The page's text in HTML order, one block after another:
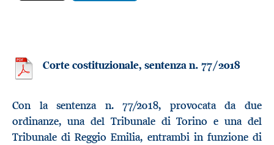
Corte costituzionale, sentenza n. 77/2018
Con la sentenza n. 77/2018, provocata da due
ordinanze, una del Tribunale di Torino e una del
Tribunale di Reggio Emilia, entrambi in funzione di